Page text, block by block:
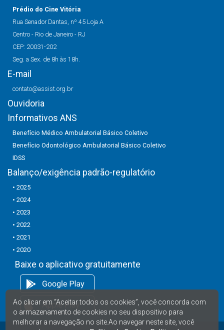
Prédio do Cine Vitória
Rua Senador Dantas, nº 45 Loja A
Centro - Rio de Janeiro - RJ
CEP: 20031-202
Seg. a Sex. de 8h às 18h.
E-mail
contato@assist.org.br
Ouvidoria
Informativos ANS
Benefício Médico Ambulatorial Básico Coletivo
Benefício Odontológico Ambulatorial Básico Coletivo
IDSS
Balanço/exigência padrão-regulatório
• 2025
• 2024
• 2023
• 2022
• 2021
• 2020
Baixe o aplicativo gratuitamente
Ao clicar em “Aceitar todos os cookies”, você concorda com
o armazenamento de cookies no seu dispositivo para
melhorar a navegação no site.Ao navegar neste site, você